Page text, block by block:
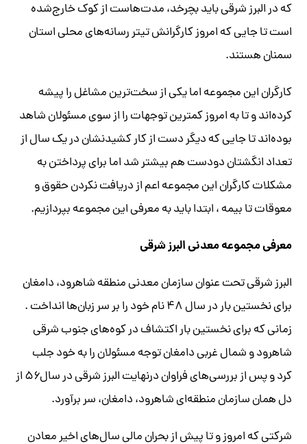
که در البرز شرقی باید بچرخد، مدت‌هاست از کوک خارج‌شده
است تا جایی که امروز کارگرانش تیتر رسانه‌های محلی استان
سمنان هستند.
کارگران این مجموعه اما یکی از سخت‌ترین مشاغل را پیشه
کرده‌اند و تا به امروز کمترین توجهات را از سوی مسئولان شاهد
بوده‌اند تا جایی که دیگر دست از کار کشیدنشان در یک سال از
تعداد انگشتان دودست هم بیشتر شد اما برای پرداختن به
مشکلات کارگران این مجموعه اعم از دریافت نکردن حقوق و
معوقات تا بیمه ، ابتدا باید به معرفی این مجموعه بپردازیم.
معرفی مجموعه معدنی البرز شرقی
البرز شرقی تحت عنوان سازمان معدنی منطقه شاهرود، دامغان
برای نخستین بار در سال ۴۸ نام خود را بر سر زبان‌ها انداخت .
زمانی که برای نخستین بار اکتشاف در کوه‌های جنوب شرقی
شاهرود و شمال غربی دامغان توجه مسئولان را به خود جلب
کرد و پس از بررسی‌های فراوان درنهایت البرز شرقی در سال۵۶ از
دل همان سازمان منطقه‌ای شاهرود، دامغان، سر برآورد.
شرکتی که امروز و تا پیش از بحران مالی سال‌های اخیر معادن